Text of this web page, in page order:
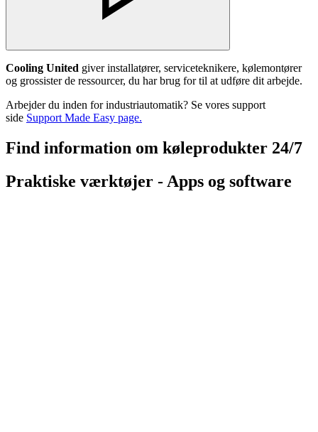
Cooling United giver installatører, serviceteknikere, kølemontører
og grossister de ressourcer, du har brug for til at udføre dit arbejde.
Arbejder du inden for industriautomatik? Se vores support
side Support Made Easy page.
Find information om køleprodukter 24/7
Praktiske værktøjer - Apps og software